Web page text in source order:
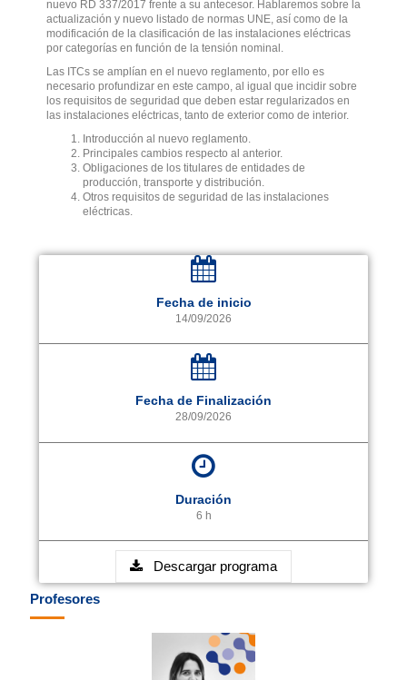
nuevo RD 337/2017 frente a su antecesor. Hablaremos sobre la
actualización y nuevo listado de normas UNE, así como de la
modificación de la clasificación de las instalaciones eléctricas
por categorías en función de la tensión nominal.
Las ITCs se amplían en el nuevo reglamento, por ello es
necesario profundizar en este campo, al igual que incidir sobre
los requisitos de seguridad que deben estar regularizados en
las instalaciones eléctricas, tanto de exterior como de interior.
Introducción al nuevo reglamento.
Principales cambios respecto al anterior.
Obligaciones de los titulares de entidades de
producción, transporte y distribución.
Otros requisitos de seguridad de las instalaciones
eléctricas.
Fecha de inicio
14/09/2026
Fecha de Finalización
28/09/2026
Duración
6 h
Descargar programa
Profesores